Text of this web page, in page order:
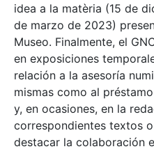
idea a la matèria (15 de
de marzo de 2023)
Museo. Finalmente, el
en exposiciones
relación a la asesoría
mismas como al
y, en ocasiones, en la
correspondientes textos
destacar la colaboración